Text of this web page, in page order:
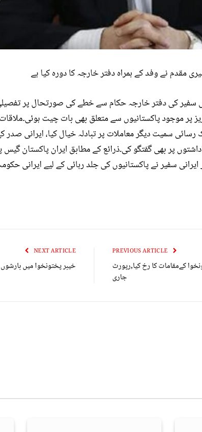
مقدم نے وفد کے ہمراہ دفتر خارجہ کا دورہ کیا ہے
سفیر کی دفتر خارجہ حکام سے خطے کی صورتحال پر
پر موجود پاکستانیوں سے متعلق بھی بات چیت
سمیت دیگر معاملات پر تبادلہ خیال کیا، ایرانی صدر
پر بھی گفتگو کی۔ذرائع کے مطابق ایران پاکستان گیس
ایرانی سفیر نے پاکستانیوں کی جلد رہائی کے لیے ایرانی
کےمقامات کا رخ کیا,رپورٹ
جاری
NEXT ARTICLE
خیبر پختونخوا میں بارشوں سے 21 افراد جاں